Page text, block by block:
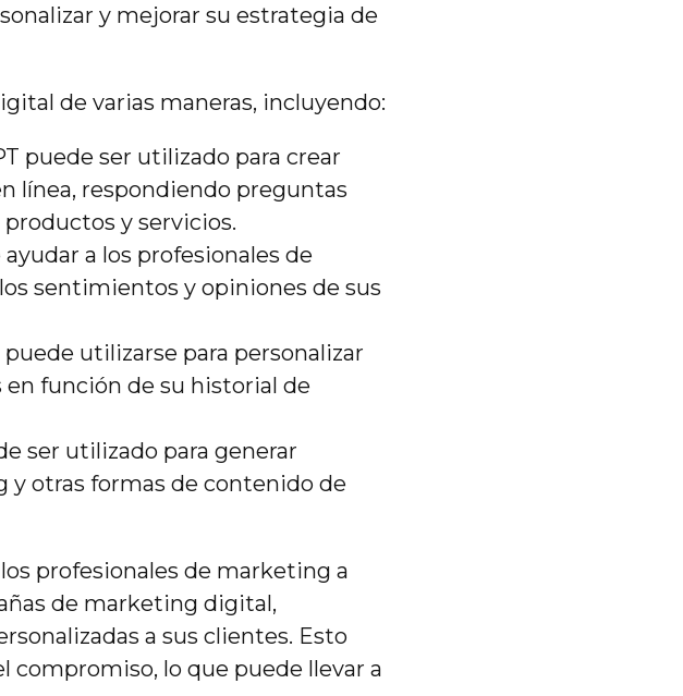
y mejorar su estrategia de
de varias maneras, incluyendo:
puede ser utilizado para crear
línea, respondiendo preguntas
y servicios.
a los profesionales de
sentimientos y opiniones de sus
puede utilizarse para personalizar
función de su historial de
ser utilizado para generar
y otras formas de contenido de
profesionales de marketing a
de marketing digital,
a sus clientes. Esto
compromiso, lo que puede llevar a